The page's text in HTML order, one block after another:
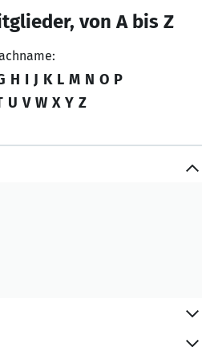
von A bis Z
H I J K L M N O P
U V W X Y Z